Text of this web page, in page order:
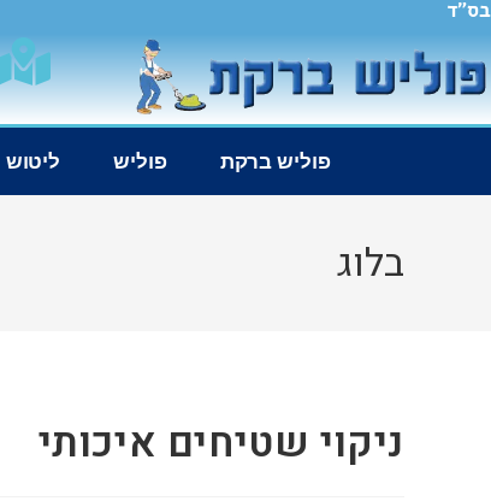
בס"ד
פוליש ברקת פוליש ליטוש
בלוג
ניקוי שטיחים איכותי